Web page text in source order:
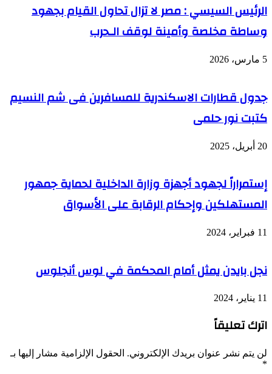
الرئيس السيسي : مصر لا تزال تحاول القيام بجهود
وساطة مخلصة وأمينة لوقف الـحرب
5 مارس، 2026
جدول قطارات الاسكندرية للمسافرين فى شم النسيم
كتبت نور حلمى
20 أبريل، 2025
إستمراراً لجهود أجهزة وزارة الداخلية لحماية جمهور
المستهلكين وإحكام الرقابة على الأسواق
11 فبراير، 2024
نجل بايدن يمثل أمام المحكمة في لوس أنجلوس
11 يناير، 2024
اترك تعليقاً
لن يتم نشر عنوان بريدك الإلكتروني. الحقول الإلزامية مشار إليها بـ
*